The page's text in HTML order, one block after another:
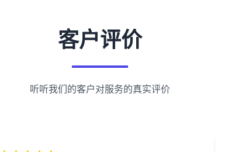
客户评价
听听我们的客户对服务的真实评价